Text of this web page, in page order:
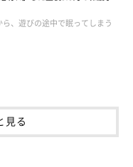
を中心にアップしてい
、遊びの途中で眠ってしまう
見る